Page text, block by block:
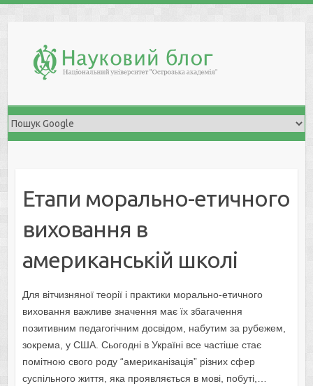
Етапи морально-етичного
виховання в
американській школі
Для вітчизняної теорії і практики морально-етичного
виховання важливе значення має їх збагачення
позитивним педагогічним досвідом, набутим за рубежем,
зокрема, у США. Сьогодні в Україні все частіше стає
помітною свого роду “американізація” різних сфер
суспільного життя, яка проявляється в мові, побуті,…